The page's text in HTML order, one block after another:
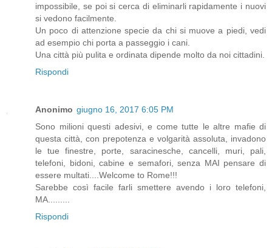
impossibile, se poi si cerca di eliminarli rapidamente i nuovi
si vedono facilmente.
Un poco di attenzione specie da chi si muove a piedi, vedi
ad esempio chi porta a passeggio i cani.
Una città più pulita e ordinata dipende molto da noi cittadini.
Rispondi
Anonimo giugno 16, 2017 6:05 PM
Sono milioni questi adesivi, e come tutte le altre mafie di
questa città, con prepotenza e volgarità assoluta, invadono
le tue finestre, porte, saracinesche, cancelli, muri, pali,
telefoni, bidoni, cabine e semafori, senza MAI pensare di
essere multati....Welcome to Rome!!!
Sarebbe così facile farli smettere avendo i loro telefoni,
MA.........
Rispondi